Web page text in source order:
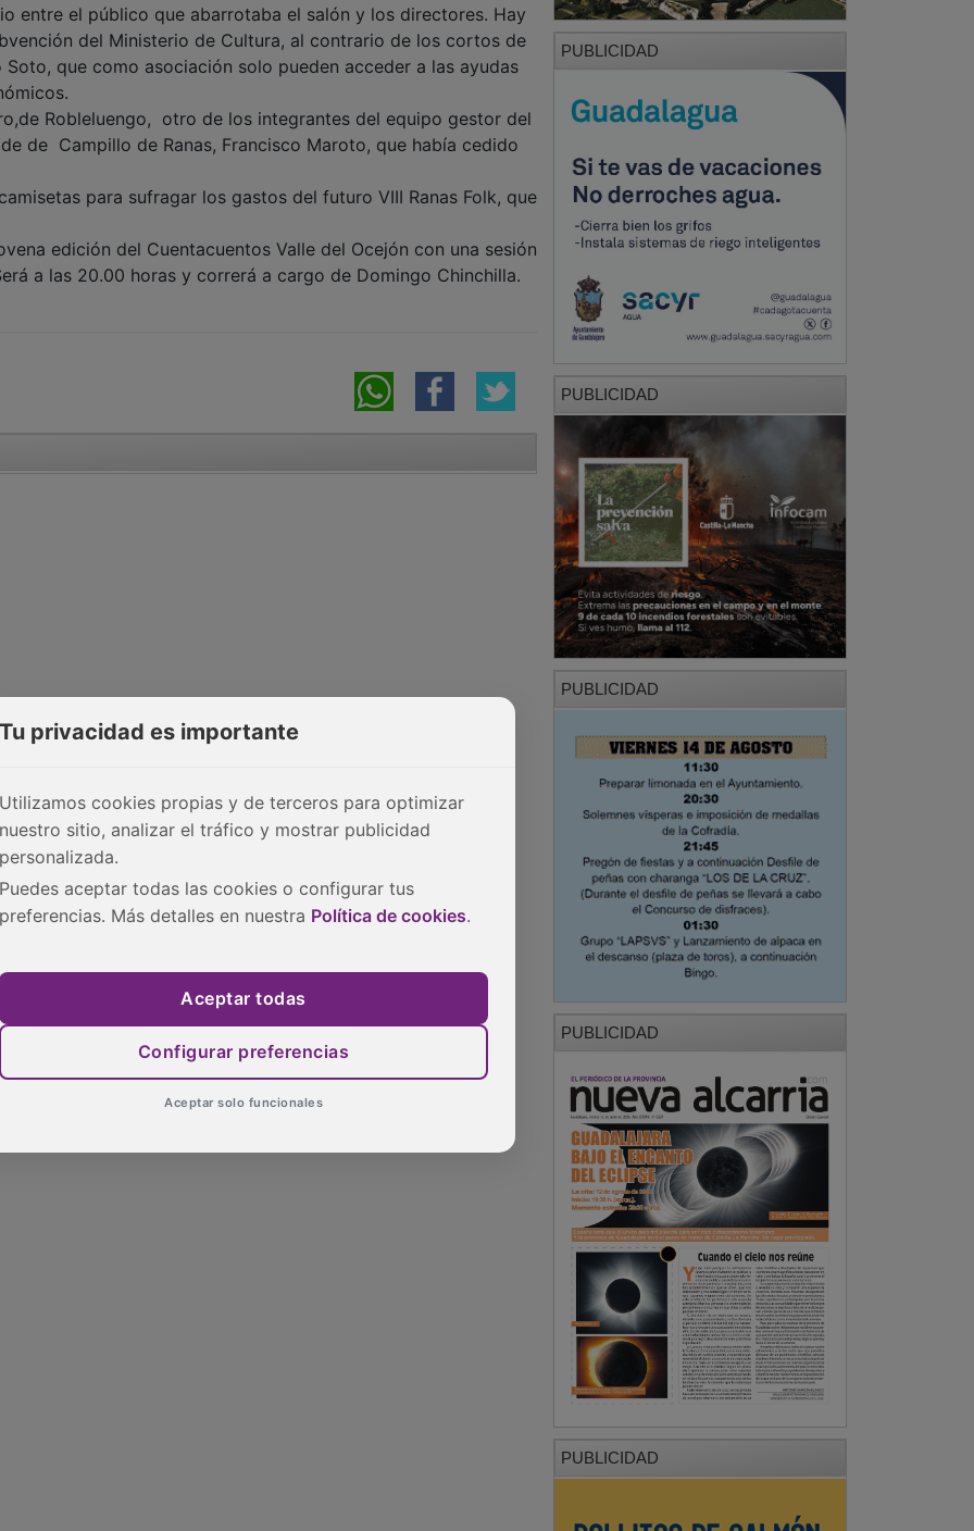
entre el público que abarrotaba el salón y los directores. Hay
del Ministerio de Cultura, al contrario de los cortos de
que como asociación solo pueden acceder a las ayudas
Robleluengo, otro de los integrantes del equipo gestor del
de Campillo de Ranas, Francisco Maroto, que había cedido
para sufragar los gastos del futuro VIII Ranas Folk, que
edición del Cuentacuentos Valle del Ocejón con una sesión
a las 20.00 horas y correrá a cargo de Domingo Chinchilla.
PUBLICIDAD
PUBLICIDAD
PUBLICIDAD
PUBLICIDAD
PUBLICIDAD
Tu privacidad es importante
Utilizamos cookies propias y de terceros para optimizar
nuestro sitio, analizar el tráfico y mostrar publicidad
personalizada.
Puedes aceptar todas las cookies o configurar tus
preferencias. Más detalles en nuestra Política de cookies.
Aceptar todas
Configurar preferencias
Aceptar solo funcionales